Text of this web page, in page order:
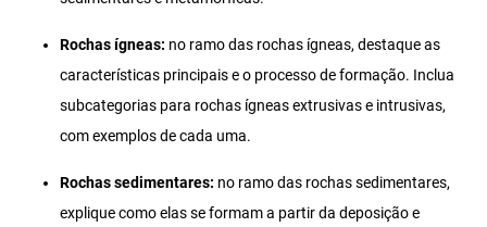
Rochas ígneas: no ramo das rochas ígneas, destaque as
características principais e o processo de formação. Inclua
subcategorias para rochas ígneas extrusivas e intrusivas,
com exemplos de cada uma.
Rochas sedimentares: no ramo das rochas sedimentares,
explique como elas se formam a partir da deposição e